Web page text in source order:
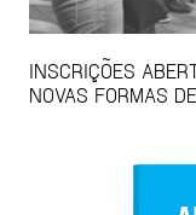
INSCRIÇÕES
NOVAS FORMAS